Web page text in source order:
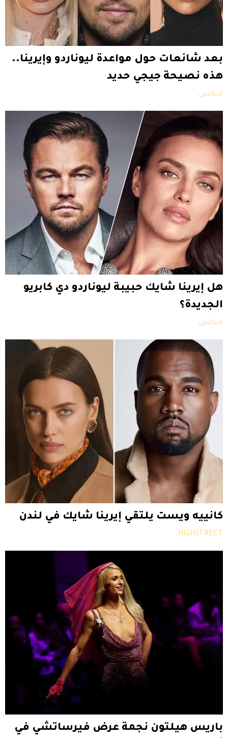
بعد شائعات حول مواعدة ليوناردو وإيرينا..
هذه نصيحة جيجي حديد
ميكس
هل إيرينا شايك حبيبة ليوناردو دي كابريو
الجديدة؟
ميكس
كانييه ويست يلتقي إيرينا شايك في لندن
HIGHSTREET
باريس هيلتون نجمة عرض فيرساتشي في